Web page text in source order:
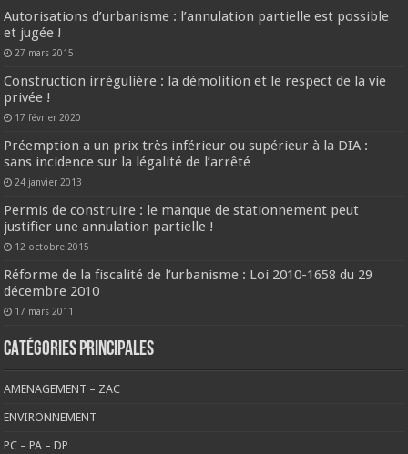
Autorisations d’urbanisme : l’annulation partielle est possible
et jugée !
27 mars 2015
Construction irrégulière : la démolition et le respect de la vie
privée !
17 février 2020
Préemption a un prix très inférieur ou supérieur à la DIA :
sans incidence sur la légalité de l’arrêté
24 janvier 2013
Permis de construire : le manque de stationnement peut
justifier une annulation partielle !
12 octobre 2015
Réforme de la fiscalité de l’urbanisme : Loi 2010-1658 du 29
décembre 2010
17 mars 2011
CATÉGORIES PRINCIPALES
AMENAGEMENT – ZAC
ENVIRONNEMENT
PC – PA – DP